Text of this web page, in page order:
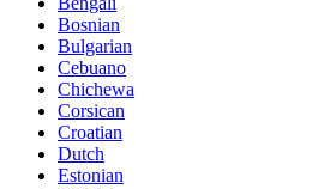
Bosnian
Bulgarian
Cebuano
Chichewa
Corsican
Croatian
Dutch
Estonian